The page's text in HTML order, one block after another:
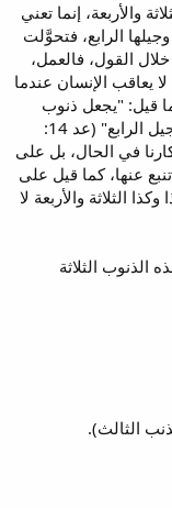
والأربعة، إنما تعني
الرابع، فتحوَّلت
القول، فالعمل،
يعاقب الإنسان عندما
قيل: "يجعل ذنوب
الآباء على الأبناء إلى الجيل الثالث والجيل الرابع" (عد 14:
في الحال، بل على
عنها، كما قيل على
الثلاثة والأربعة لا
الثلاثة
الثالث).